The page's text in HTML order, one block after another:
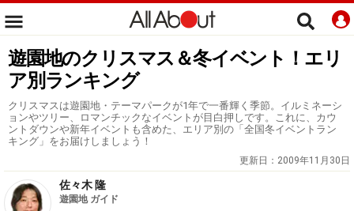
遊園地のクリスマス＆冬イベント！エリ
ア別ランキング
クリスマスは遊園地・テーマパークが1年で一番輝く季節。イルミネーシ
ョンやツリー、ロマンチックなイベントが目白押しです。これに、カウ
ントダウンや新年イベントも含めた、エリア別の「全国冬イベントラン
キング」をお届けしましょう！
更新日： 2009年11月30日
佐々木 隆
遊園地 ガイド